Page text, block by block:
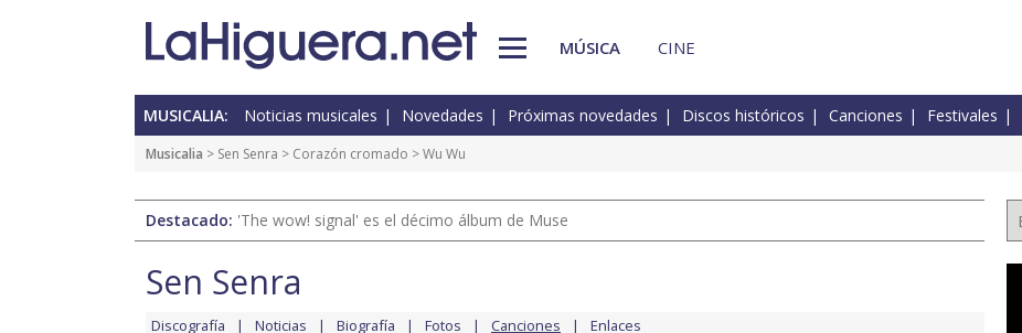
MÚSICA CINE
MUSICALIA: Noticias musicales Novedades Próximas novedades Discos históricos Canciones Festivales
Musicalia > Sen Senra > Corazón cromado > Wu Wu
Destacado: 'The wow! signal' es el décimo álbum de Muse
Sen Senra
Discografía Noticias Biografía Fotos Canciones Enlaces